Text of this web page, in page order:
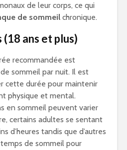
de leur corps, ce qui
de sommeil chronique.
ans et plus)
recommandée est
sommeil par nuit. Il est
cette durée pour maintenir
physique et mental.
en sommeil peuvent varier
certains adultes se sentant
d’heures tandis que d’autres
de sommeil pour